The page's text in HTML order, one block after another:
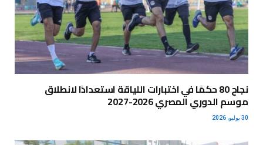
نجاح 80 حكمًا في اختبارات اللياقة استعدادًا لانطلاق
موسم الدوري المصري 2026-2027
30 يوليو، 2026